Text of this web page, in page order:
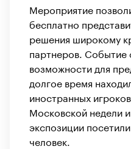
Мероприятие
бесплатно
решения широкому
партнеров. Событие
возможности для
долгое время
иностранных
Московской недели
экспозиции
человек.